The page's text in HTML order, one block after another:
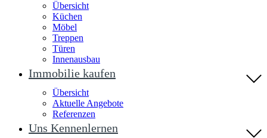
Übersicht
Küchen
Möbel
Treppen
Türen
Innenausbau
Immobilie kaufen
Übersicht
Aktuelle Angebote
Referenzen
Uns Kennenlernen